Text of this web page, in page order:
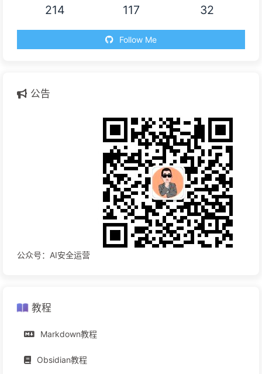
214 117 32
Follow Me
公告
公众号：AI安全运营
教程
Markdown教程
Obsidian教程